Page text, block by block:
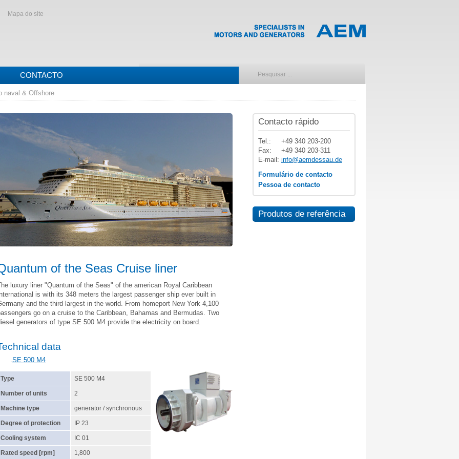
Mapa do site
CONTACTO
naval & Offshore
of the Seas Cruise liner
luxury liner "Quantum of the Seas" of the american Royal Caribbean
International is with its 348 meters the largest passenger ship ever built in
and the third largest in the world. From homeport New York 4,100
go on a cruise to the Caribbean, Bahamas and Bermudas. Two
generators of type SE 500 M4 provide the electricity on board.
data
.SE 500 M4
Type SE 500 M4
Number of units 2
Machine type generator / synchronous
Degree of protection IP 23
Cooling system IC 01
Rated speed [rpm] 1,800
Contacto rápido
Tel.:
+49 340 203-200
Fax:
+49 340 203-311
E-mail: info@aemdessau.de
Formulário de contacto
Pessoa de contacto
Produtos de referência